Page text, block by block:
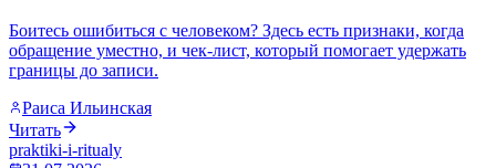
Боитесь ошибиться с человеком? Здесь есть признаки, когда
обращение уместно, и чек-лист, который помогает удержать
границы до записи.
Раиса Ильинская
Читать
praktiki-i-ritualy